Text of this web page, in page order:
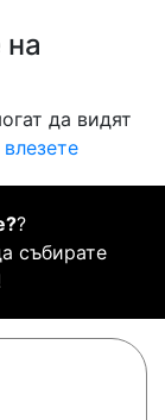
на
да видят
?
събирате